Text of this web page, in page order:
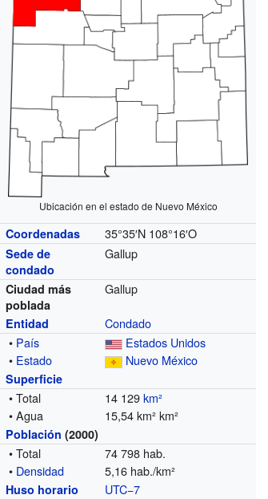
Ubicación en el estado de Nuevo México
Coordenadas 35°35′N 108°16′O
Sede de
condado
Gallup
Ciudad más
poblada
Gallup
Entidad
Condado
• País
Estados Unidos
• Estado Nuevo México
Superficie
• Total 14 129km²
• Agua
15,54 km² km²
Población (2000)
• Total
74 798 hab.
• Densidad 5,16 hab./km²
Huso horario
UTC−7